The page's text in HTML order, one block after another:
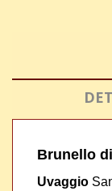
Brunello
Uvaggio